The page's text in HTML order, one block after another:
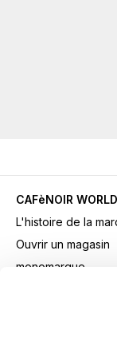
CAFèNOIR WORLD
L'histoire de la
Ouvrir un magasin
monomarque